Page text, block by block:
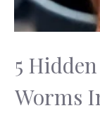
5
Worms